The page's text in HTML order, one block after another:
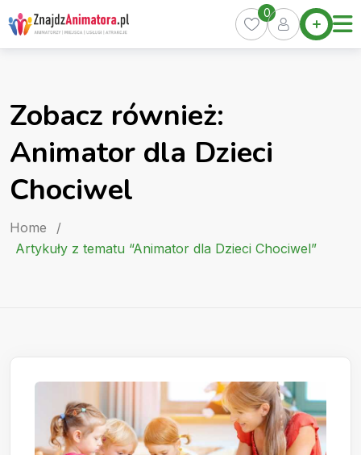
Skip
to
content
Home
Oferty
Kurs
0
Zobacz również:
Animator dla Dzieci
Chociwel
Home
/
Artykuły z tematu “Animator dla Dzieci Chociwel”